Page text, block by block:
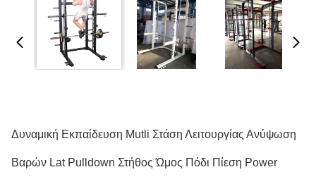
Δυναμική Εκπαίδευση Mutli Στάση Λειτουργίας Ανύψωση
Βαρών Lat Pulldown Στήθος Ώμος Πόδι Πίεση Power